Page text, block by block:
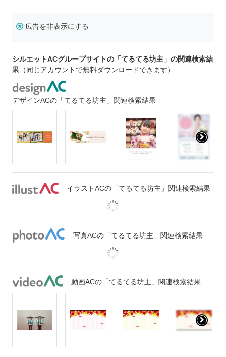
広告を非表示にする
シルエットACグループサイトの「てるてる坊主」の関連検索結
果 （同じアカウントで無料ダウンロードできます）
デザインACの「てるてる坊主」関連検索結果
イラストACの「てるてる坊主」関連検索結果
写真ACの「てるてる坊主」関連検索結果
動画ACの「てるてる坊主」関連検索結果